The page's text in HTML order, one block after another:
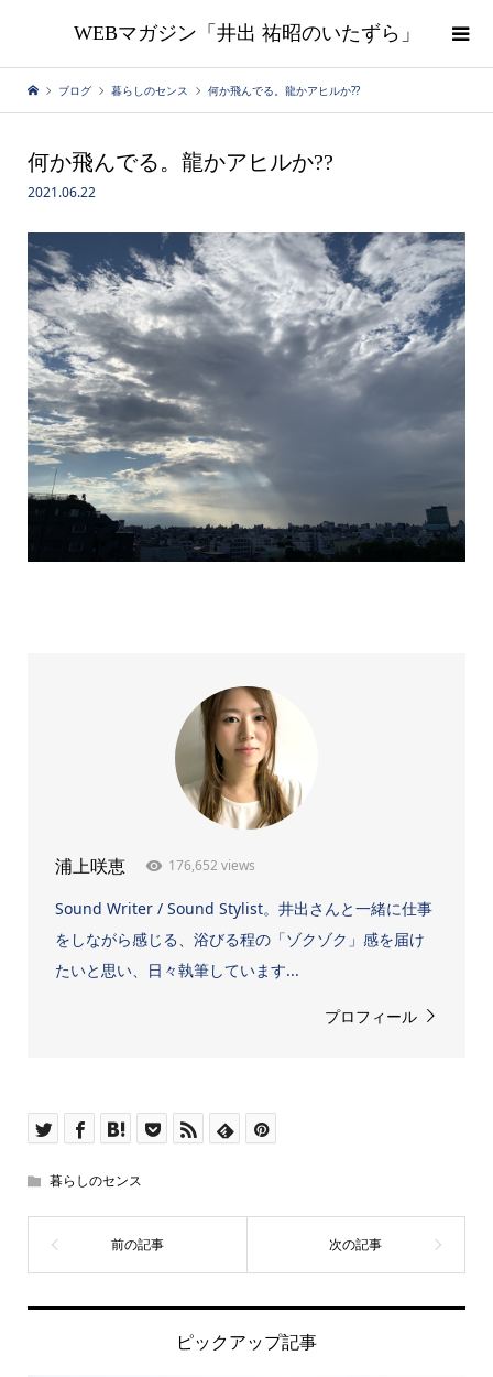
WEBマガジン「井出 祐昭のいたずら」
ブログ 暮らしのセンス 何か飛んでる。龍かアヒルか??
何か飛んでる。龍かアヒルか??
2021.06.22
浦上咲恵 176,652 views
Sound Writer / Sound Stylist。井出さんと一緒に仕事
をしながら感じる、浴びる程の「ゾクゾク」感を届け
たいと思い、日々執筆しています...
プロフィール
暮らしのセンス
ピックアップ記事